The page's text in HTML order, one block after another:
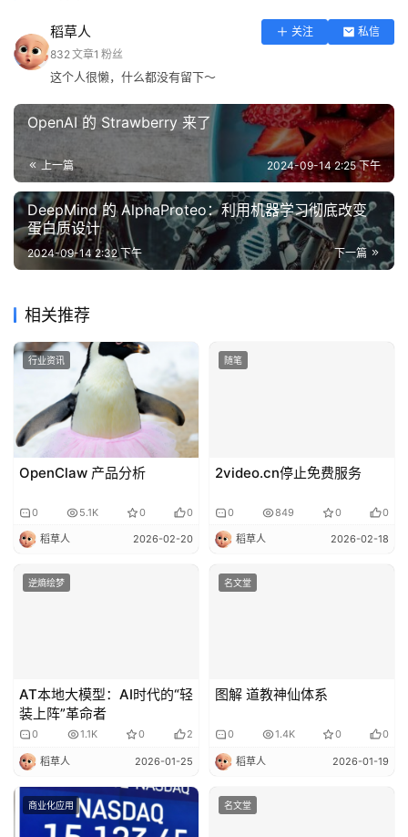
稻草人 关注
私信
832文章1 粉丝
这个人很懒，什么都没有留下～
OpenAI 的 Strawberry 来了
上一篇 2024-09-14 2:25 下午
DeepMind 的 AlphaProteo：利用机器学习彻底改变
蛋白质设计
下一篇
2024-09-14 2:32 下午
相关推荐
行业资讯
OpenClaw 产品分析
0 5.1K 0 0
稻草人 2026-02-20
随笔
2video.cn停止免费服务
0 849 0 0
稻草人 2026-02-18
逆熵绘梦
AT本地大模型：AI时代的“轻
装上阵”革命者
0 1.1K 0 2
稻草人 2026-01-25
名文堂
图解 道教神仙体系
0 1.4K 0 0
稻草人 2026-01-19
商业化应用 名文堂